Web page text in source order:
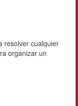
resolver cualquier
organizar un